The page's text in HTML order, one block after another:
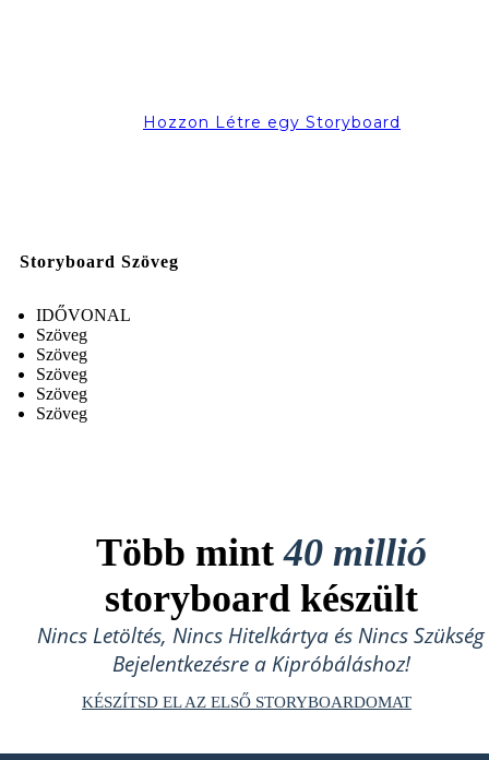
Hozzon Létre egy Storyboard
Storyboard Szöveg
IDŐVONAL
Szöveg
Szöveg
Szöveg
Szöveg
Szöveg
Több mint40 millió
storyboard készült
Nincs Letöltés, Nincs Hitelkártya és Nincs Szükség
Bejelentkezésre a Kipróbáláshoz!
KÉSZÍTSD EL AZ ELSŐ STORYBOARDOMAT